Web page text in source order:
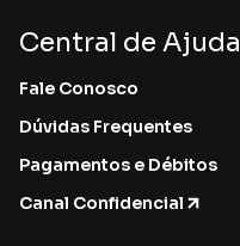
Central de Ajuda
Fale Conosco
Dúvidas Frequentes
Pagamentos e Débitos
Canal Confidencial